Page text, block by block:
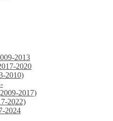
2013
2020
2010)
2017)
2022)
2024